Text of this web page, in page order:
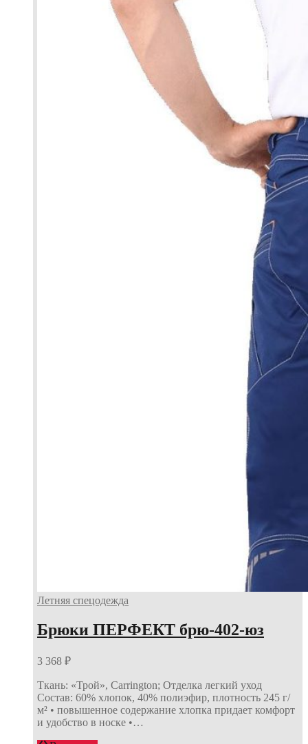
Летняя спецодежда
Брюки ПЕРФЕКТ брю-402-юз
3 368 ₽
Ткань: «Трой», Carrington; Отделка легкий уход
Состав: 60% хлопок, 40% полиэфир, плотность 245 г/
м² • повышенное содержание хлопка придает комфорт
и удобство в носке •…